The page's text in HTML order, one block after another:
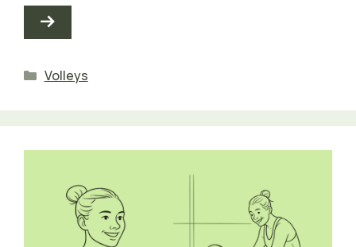
Kategorien
Volleys